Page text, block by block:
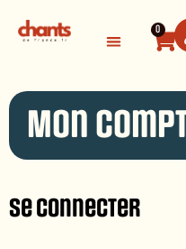
0
Mon
Se connecter